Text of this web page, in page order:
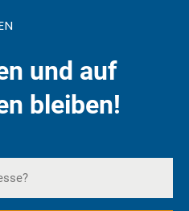
und auf
bleiben!